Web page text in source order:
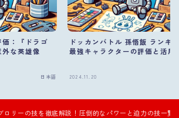
価：『ドラゴ
な英雄像
日本語
ドッカンバトル 孫悟飯 ランキ
最強キャラクターの評価と活用
2024.11.20
ロリーの技を徹底解説！圧倒的なパワーと迫力の技一覧